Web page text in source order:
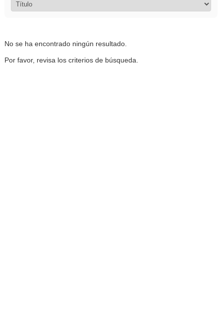
No se ha encontrado ningún resultado.
Por favor, revisa los criterios de búsqueda.